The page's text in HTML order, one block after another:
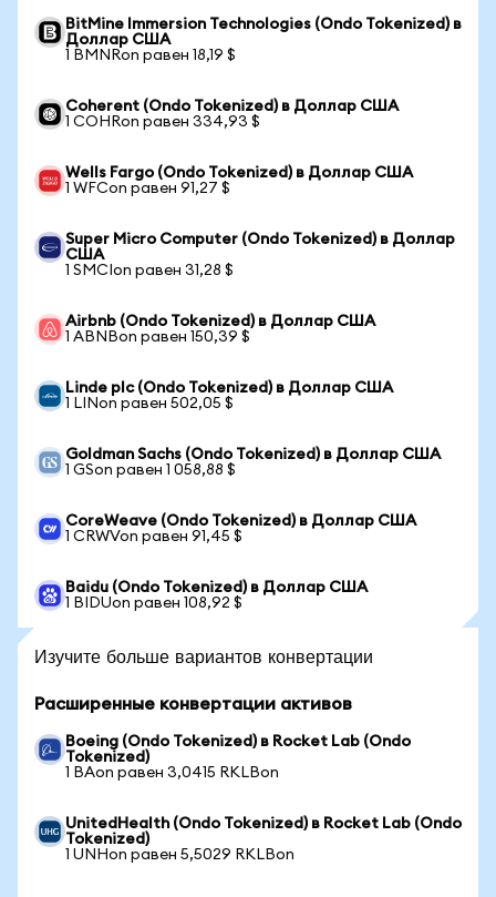
BitMine Immersion Technologies (Ondo Tokenized) в
Доллар США
1 BMNRon равен 18,19 $
Coherent (Ondo Tokenized) в Доллар США
1 COHRon равен 334,93 $
Wells Fargo (Ondo Tokenized) в Доллар США
1 WFCon равен 91,27 $
Super Micro Computer (Ondo Tokenized) в Доллар
США
1 SMCIon равен 31,28 $
Airbnb (Ondo Tokenized) в Доллар США
1 ABNBon равен 150,39 $
Linde plc (Ondo Tokenized) в Доллар США
1 LINon равен 502,05 $
Goldman Sachs (Ondo Tokenized) в Доллар США
1 GSon равен 1 058,88 $
CoreWeave (Ondo Tokenized) в Доллар США
1 CRWVon равен 91,45 $
Baidu (Ondo Tokenized) в Доллар США
1 BIDUon равен 108,92 $
Изучите больше вариантов конвертации
Расширенные конвертации активов
Boeing (Ondo Tokenized) в Rocket Lab (Ondo
Tokenized)
1 BAon равен 3,0415 RKLBon
UnitedHealth (Ondo Tokenized) в Rocket Lab (Ondo
Tokenized)
1 UNHon равен 5,5029 RKLBon